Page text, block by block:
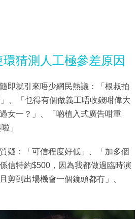
猜測人工極參差原因
即就引來唔少網民熱議：「根叔拍
、「乜得有個做義工唔收錢咁偉大
女一？」、「啲植入式廣告咁重
」
疑：「可信程度好低」、「加多個
信特約$500，因為我都做過臨時演
剪到出場機會一個鏡頭都冇」、